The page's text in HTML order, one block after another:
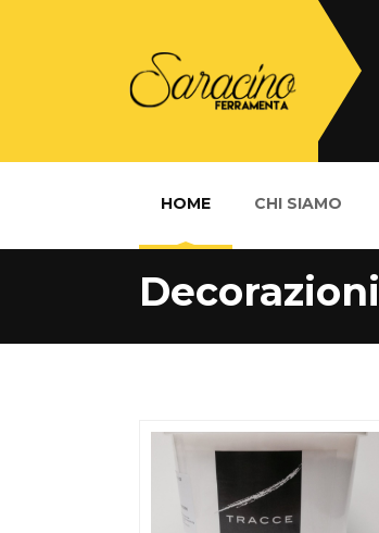
HOME CHI SIAMO
Decorazioni